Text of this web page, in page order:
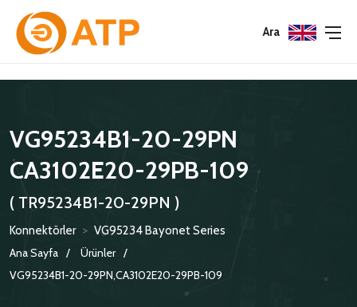
Ara
VG95234B1-20-29PN
CA3102E20-29PB-109
( TR95234B1-20-29PN )
Konnektörler > VG95234 Bayonet Series
Ana Sayfa
Ürünler
VG95234B1-20-29PN,CA3102E20-29PB-109
Menu
KATALOGLAR
SERTIFIKALAR
POLITIKALARIMIZ
Menu
ÇEVRE YÖNETIM POLITIKASI
BILGI GÜVENLIĞI POLITIKASI
Menu
KONNEKTÖRLER
ADAPTÖRLER
KORUMA KAPAKLARI
KRIMP KONTAKLAR